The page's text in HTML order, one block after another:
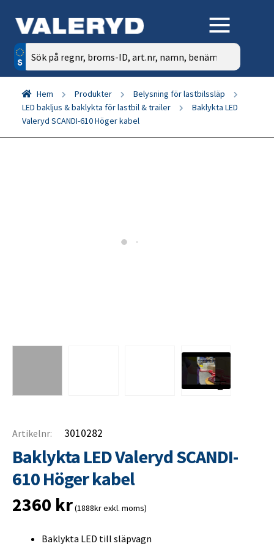
Sök
efter:
Hem Produkter
Belysning för lastbilssläp
LED bakljus & baklykta för lastbil & trailer
Baklykta LED
Valeryd SCANDI-610 Höger kabel
Artikelnr: 3010282
Baklykta LED Valeryd SCANDI-
610 Höger kabel
2360 kr(1888kr exkl. moms)
Baklykta LED till släpvagn